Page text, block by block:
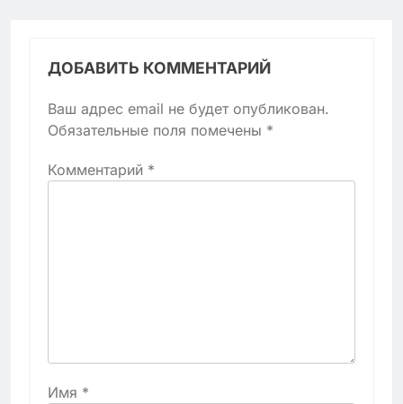
ДОБАВИТЬ КОММЕНТАРИЙ
Ваш адрес email не будет опубликован.
Обязательные поля помечены *
Комментарий *
Имя *